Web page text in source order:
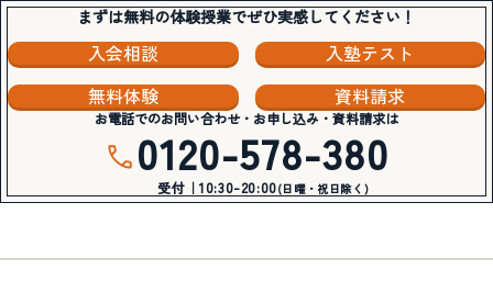
まずは無料の体験授業でぜひ実感してください！
入会相談
入塾テスト
無料体験
資料請求
お電話でのお問い合わせ・お申し込み・資料請求は
0120-578-380
受付｜10:30-20:00(日曜・祝日除く)